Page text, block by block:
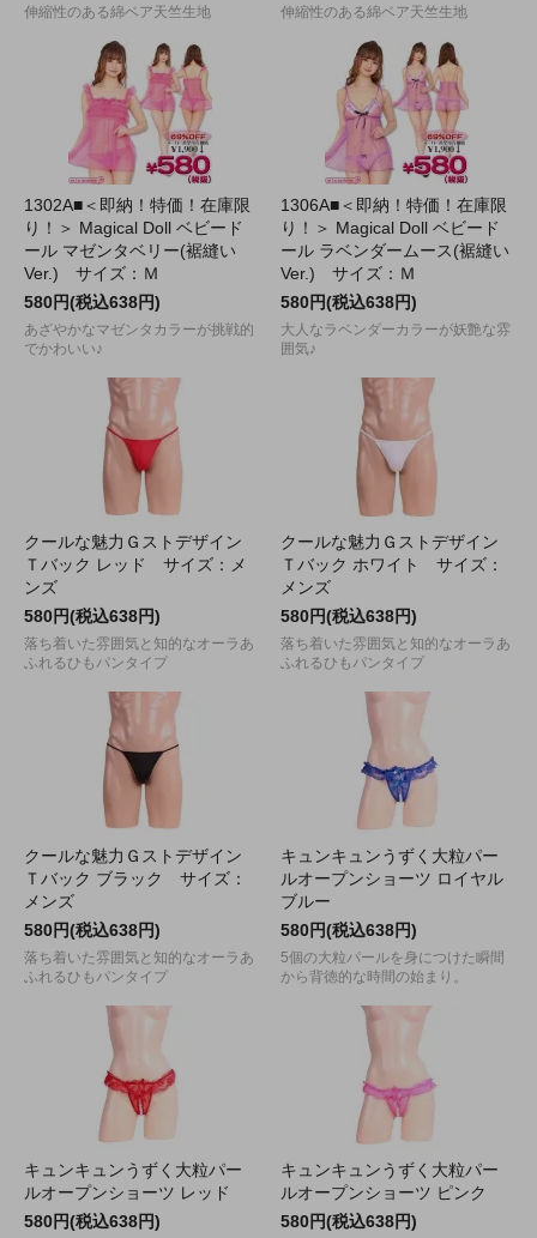
伸縮性のある綿ベア天竺生地 伸縮性のある綿ベア天竺生地
1302A■＜即納！特価！在庫限
り！＞ Magical Doll ベビード
ール マゼンタベリー(裾縫い
Ver.) サイズ：Ｍ
580円(税込638円)
あざやかなマゼンタカラーが挑戦的
でかわいい♪
1306A■＜即納！特価！在庫限
り！＞ Magical Doll ベビード
ール ラベンダームース(裾縫い
Ver.) サイズ：Ｍ
580円(税込638円)
大人なラベンダーカラーが妖艶な雰
囲気♪
クールな魅力Ｇストデザイン
Ｔバック レッド サイズ：メ
ンズ
580円(税込638円)
落ち着いた雰囲気と知的なオーラあ
ふれるひもパンタイプ
クールな魅力Ｇストデザイン
Ｔバック ホワイト サイズ：
メンズ
580円(税込638円)
落ち着いた雰囲気と知的なオーラあ
ふれるひもパンタイプ
クールな魅力Ｇストデザイン
Ｔバック ブラック サイズ：
メンズ
580円(税込638円)
落ち着いた雰囲気と知的なオーラあ
ふれるひもパンタイプ
キュンキュンうずく大粒パー
ルオープンショーツ ロイヤル
ブルー
580円(税込638円)
5個の大粒パールを身につけた瞬間
から背徳的な時間の始まり。
キュンキュンうずく大粒パー
ルオープンショーツ レッド
580円(税込638円)
キュンキュンうずく大粒パー
ルオープンショーツ ピンク
580円(税込638円)